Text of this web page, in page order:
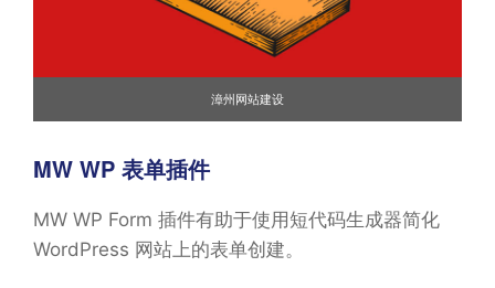
漳州网站建设
MW WP 表单插件
MW WP Form 插件有助于使用短代码生成器简化
WordPress 网站上的表单创建。